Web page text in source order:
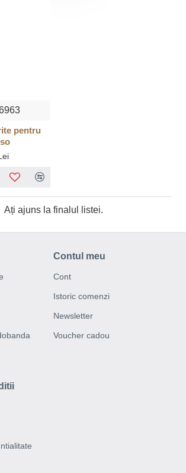
pentru
Ați ajuns la finalul listei.
Contul meu
Cont
Istoric comenzi
Newsletter
Voucher cadou